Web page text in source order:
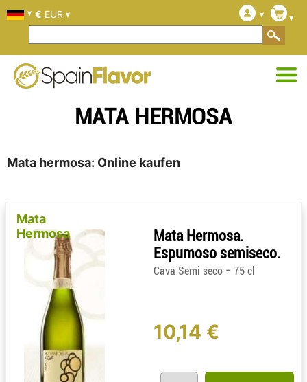
MATA HERMOSA
Mata hermosa: Online kaufen
Mata
Hermosa
Mata Hermosa.
Espumoso semiseco.
Cava Semi seco - 75 cl
10,14 €
€ EUR